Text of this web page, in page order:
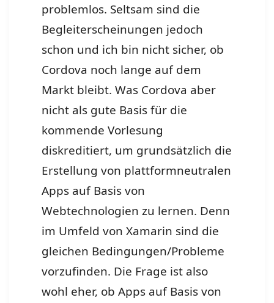
problemlos. Seltsam sind die
Begleiterscheinungen jedoch
schon und ich bin nicht sicher, ob
Cordova noch lange auf dem
Markt bleibt. Was Cordova aber
nicht als gute Basis für die
kommende Vorlesung
diskreditiert, um grundsätzlich die
Erstellung von plattformneutralen
Apps auf Basis von
Webtechnologien zu lernen. Denn
im Umfeld von Xamarin sind die
gleichen Bedingungen/Probleme
vorzufinden. Die Frage ist also
wohl eher, ob Apps auf Basis von